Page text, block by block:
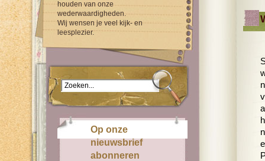
houden van onze
wederwaardigheden.
Wij wensen je veel kijk- en
leesplezier.
Op onze
nieuwsbrief
abonneren